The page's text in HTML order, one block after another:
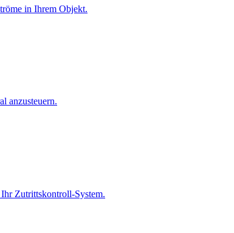
in Ihrem Objekt.
anzusteuern.
Zutrittskontroll-System.